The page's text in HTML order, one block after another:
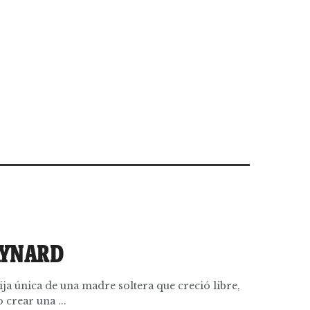
única de una madre soltera que creció libre,
crear una ...